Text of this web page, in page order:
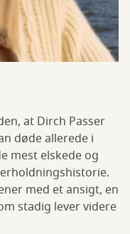
at Dirch Passer
døde allerede i
mest elskede og
med et ansigt, en
stadig lever videre